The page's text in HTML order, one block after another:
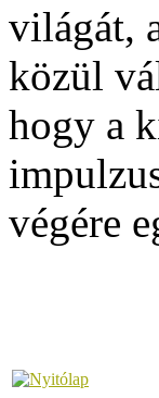
világát,
közül
hogy a
végére